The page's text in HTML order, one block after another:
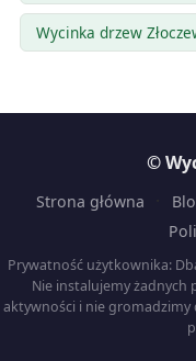
Wycinka drzew
©
Strona główna
Prywatność użytkownika:
Nie instalujemy żadnych
aktywności i nie gromadzimy